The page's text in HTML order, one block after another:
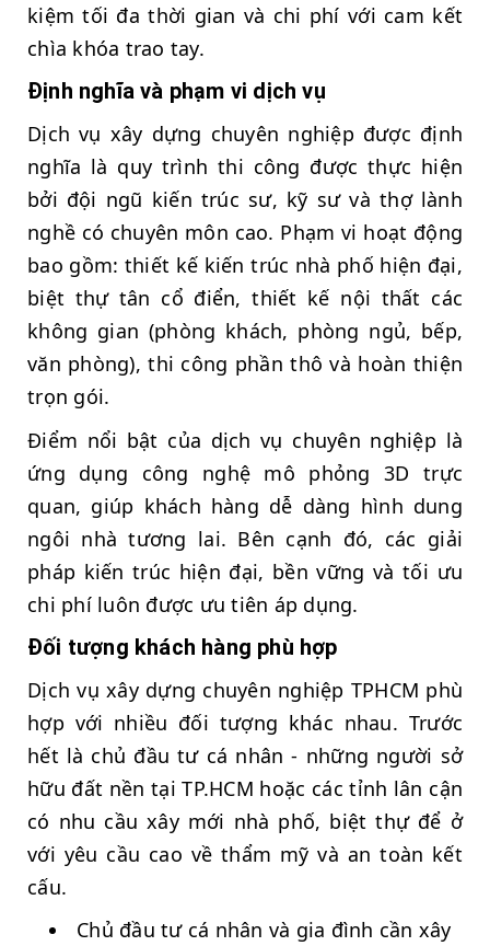
kiệm tối đa thời gian và chi phí với cam kết
chìa khóa trao tay.
Định nghĩa và phạm vi dịch vụ
Dịch vụ xây dựng chuyên nghiệp được định
nghĩa là quy trình thi công được thực hiện
bởi đội ngũ kiến trúc sư, kỹ sư và thợ lành
nghề có chuyên môn cao. Phạm vi hoạt động
bao gồm: thiết kế kiến trúc nhà phố hiện đại,
biệt thự tân cổ điển, thiết kế nội thất các
không gian (phòng khách, phòng ngủ, bếp,
văn phòng), thi công phần thô và hoàn thiện
trọn gói.
Điểm nổi bật của dịch vụ chuyên nghiệp là
ứng dụng công nghệ mô phỏng 3D trực
quan, giúp khách hàng dễ dàng hình dung
ngôi nhà tương lai. Bên cạnh đó, các giải
pháp kiến trúc hiện đại, bền vững và tối ưu
chi phí luôn được ưu tiên áp dụng.
Đối tượng khách hàng phù hợp
Dịch vụ xây dựng chuyên nghiệp TPHCM phù
hợp với nhiều đối tượng khác nhau. Trước
hết là chủ đầu tư cá nhân - những người sở
hữu đất nền tại TP.HCM hoặc các tỉnh lân cận
có nhu cầu xây mới nhà phố, biệt thự để ở
với yêu cầu cao về thẩm mỹ và an toàn kết
cấu.
Chủ đầu tư cá nhân và gia đình cần xây